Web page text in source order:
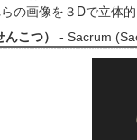
の画像を３Dで立体
こつ） - Sacrum